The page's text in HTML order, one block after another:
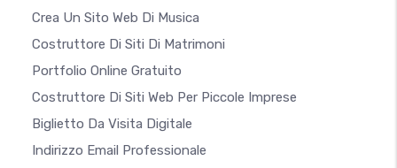
Crea Un Sito Web Di Musica
Costruttore Di Siti Di Matrimoni
Portfolio Online Gratuito
Costruttore Di Siti Web Per Piccole Imprese
Biglietto Da Visita Digitale
Indirizzo Email Professionale